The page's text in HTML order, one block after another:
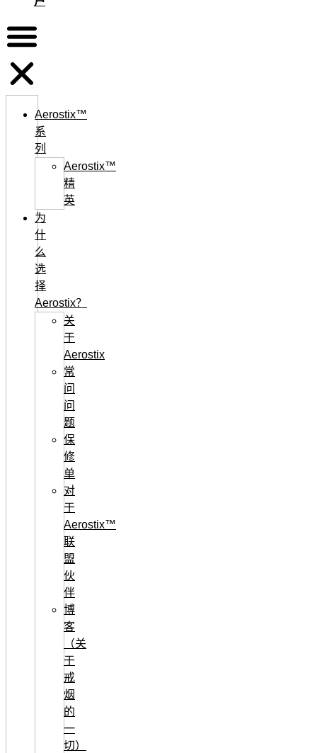
Aerostix™
系
列
Aerostix™
精
英
为
什
么
选
择
Aerostix？
关
于
Aerostix
常
问
问
题
保
修
单
对
于
Aerostix™
联
盟
伙
伴
博
客
（关
于
戒
烟
的
一
切）